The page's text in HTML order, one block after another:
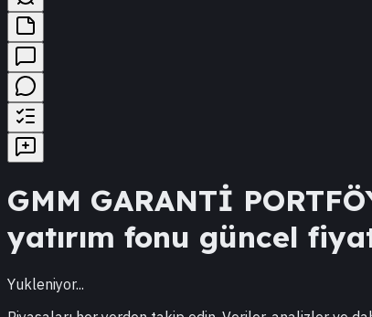
GMM GARANTİ
yatırım fonu güncel
Yukleniyor...